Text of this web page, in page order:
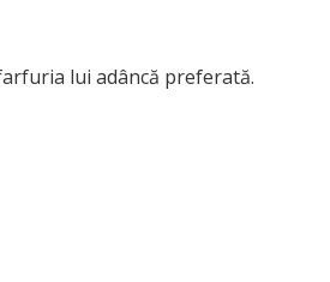
lui adâncă preferată.